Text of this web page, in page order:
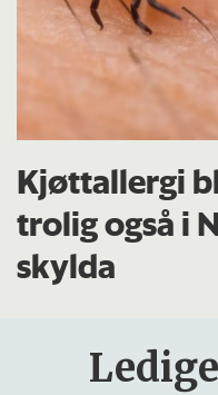
Kjøttallergi
trolig også i
skylda